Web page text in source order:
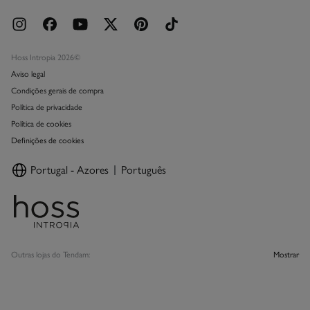
Hoss Intropia 2026©
Aviso legal
Condições gerais de compra
Política de privacidade
Política de cookies
Definições de cookies
Portugal - Azores Português
Outras lojas do Tendam: Mostrar